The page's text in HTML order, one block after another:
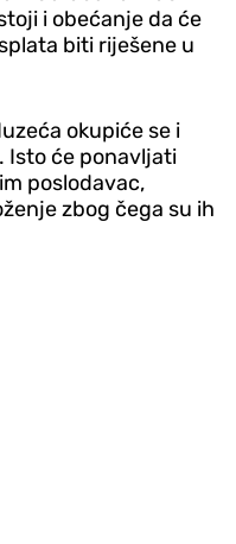
i obećanje da će
biti riješene u
okupiće se i
Isto će ponavljati
poslodavac,
zbog čega su ih